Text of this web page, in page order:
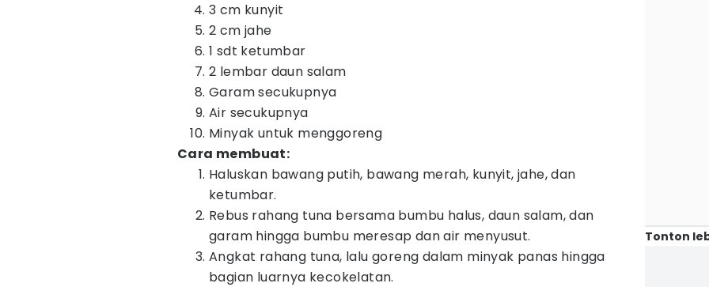
3 cm kunyit
2 cm jahe
1 sdt ketumbar
2 lembar daun salam
Garam secukupnya
Air secukupnya
Minyak untuk menggoreng
Cara membuat:
Haluskan bawang putih, bawang merah, kunyit, jahe, dan
ketumbar.
Rebus rahang tuna bersama bumbu halus, daun salam, dan
garam hingga bumbu meresap dan air menyusut.
Angkat rahang tuna, lalu goreng dalam minyak panas hingga
bagian luarnya kecokelatan.
Tonton